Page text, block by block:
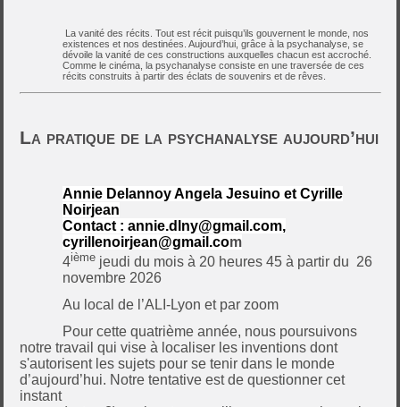
La vanité des récits. Tout est récit puisqu’ils gouvernent le monde, nos
existences et nos destinées. Aujourd’hui, grâce à la psychanalyse, se
dévoile la vanité de ces constructions auxquelles chacun est accroché.
Comme le cinéma, la psychanalyse consiste en une traversée de ces
récits construits à partir des éclats de souvenirs et de rêves.
La pratique de la psychanalyse aujourd’hui
Annie Delannoy Angela Jesuino et Cyrille
Noirjean
Contact : annie.dlny@gmail.com,
cyrillenoirjean@gmail.com
4ièmejeudi du mois à 20 heures 45 à partir du 26
novembre 2026
Au local de l’ALI-Lyon et par zoom
Pour cette quatrième année, nous poursuivons
notre travail qui vise à localiser les inventions dont
s'autorisent les sujets pour se tenir dans le monde
d’aujourd’hui. Notre tentative est de questionner cet
instant